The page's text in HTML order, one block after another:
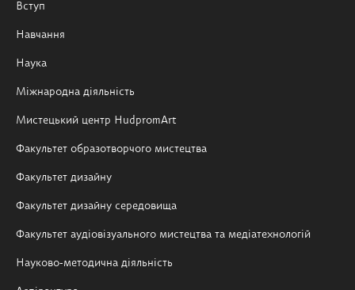
Вступ
Навчання
Наука
Міжнародна діяльність
Мистецький центр HudpromArt
Факультет образотворчого мистецтва
Факультет дизайну
Факультет дизайну середовища
Факультет аудіовізуального мистецтва та медіатехнологій
Науково-методична діяльність